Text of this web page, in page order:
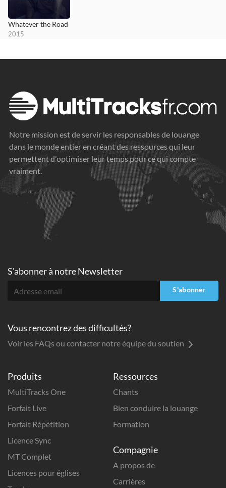
Whatever the Road
2015
Notre mission est de servir les responsables de louange
dans le monde entier en créant des ressources qui leur
permettent d'optimiser leur temps pour ce qui compte
vraiment.
Produits
MultiTracks One
Forfait Live
Forfait Répétition
Licence Sync
MT Complet
Licences pour églises
Ressources
Chants
Bien conduire la louange
Formation
Compagnie
A propos de
Carrières
S'abonner à notre Newsletter
S'abonner
Vous rencontrez des difficultés?
Voir les FAQs ou contacter notre équipe du soutien